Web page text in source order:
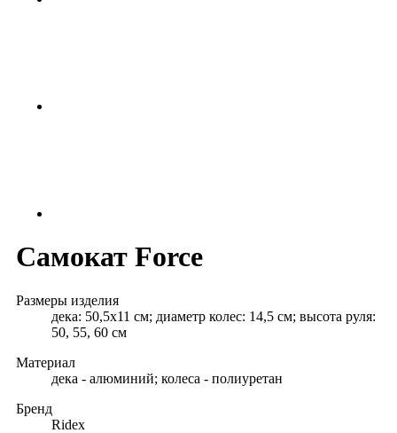
Самокат Force
Размеры изделия
дека: 50,5х11 см; диаметр колес: 14,5 см; высота руля:
50, 55, 60 см
Материал
дека - алюминий; колеса - полиуретан
Бренд
Ridex